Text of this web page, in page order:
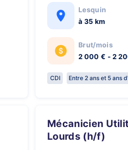
Lesquin
à 35 km
Brut/mois
2 000 € - 2
CDI Entre 2 ans et 5 ans
Mécanicien Utilitaires/Poids
Lourds (h/f)